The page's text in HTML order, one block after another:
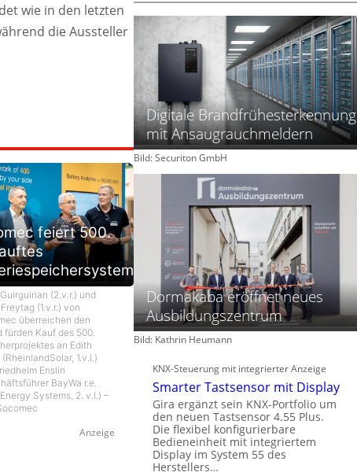
wie in den letzten
die Aussteller
feiert 500.
(2.v.r.) und
(1.v.r.) von
überreichen den
fürden Kauf des 500.
an Edith
(RheinlandSolar, 1.v.l.)
Enslin
BayWa r.e.
Systems, 2. v.l.) –
Anzeige
Digitale Brandfrühesterkennung
mit Ansaugrauchmeldern
Bild: Securiton GmbH
Dormakaba eröffnet neues
Ausbildungszentrum
Bild: Kathrin Heumann
KNX-Steuerung mit integrierter Anzeige
Smarter Tastsensor mit Display
Gira ergänzt sein KNX-Portfolio um
den neuen Tastsensor 4.55 Plus.
Die flexibel konfigurierbare
Bedieneinheit mit integriertem
Display im System 55 des
Herstellers…